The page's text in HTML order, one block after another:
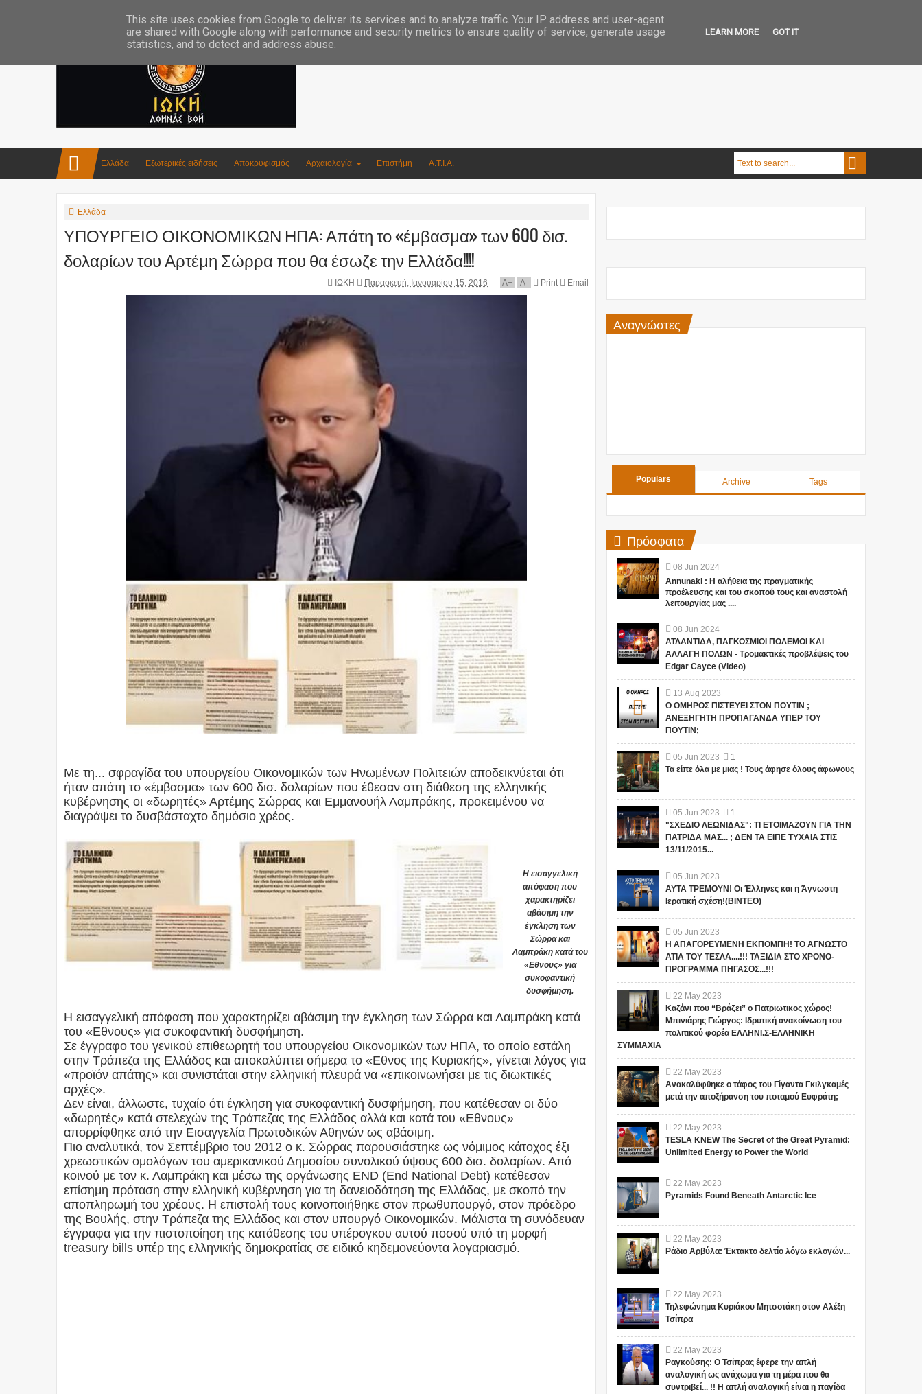
Ελλάδα Εξωτερικές ειδήσεις Αποκρυφισμός Αρχαιολογία Επιστήμη Α.Τ.Ι.Α.
Ελλάδα
ΥΠΟΥΡΓΕΙΟ ΟΙΚΟΝΟΜΙΚΩΝ ΗΠΑ: Απάτη το «έμβασμα» των 600 δισ.
δολαρίων του Αρτέμη Σώρρα που θα έσωζε την Ελλάδα!!!!
ΙΩΚΗ Παρασκευή, Ιανουαρίου 15, 2016 A+ A- Print Email
Με τη... σφραγίδα του υπουργείου Οικονομικών των Ηνωμένων Πολιτειών αποδεικνύεται ότι
ήταν απάτη το «έμβασμα» των 600 δισ. δολαρίων που έθεσαν στη διάθεση της ελληνικής
κυβέρνησης οι «δωρητές» Αρτέμης Σώρρας και Εμμανουήλ Λαμπράκης, προκειμένου να
διαγράψει το δυσβάσταχτο δημόσιο χρέος.
Η εισαγγελική
απόφαση που
χαρακτηρίζει
αβάσιμη την
έγκληση των
Σώρρα και
Λαμπράκη κατά του
«Εθνους» για
συκοφαντική
δυσφήμηση.
Η εισαγγελική απόφαση που χαρακτηρίζει αβάσιμη την έγκληση των Σώρρα και Λαμπράκη κατά
του «Εθνους» για συκοφαντική δυσφήμηση.
Σε έγγραφο του γενικού επιθεωρητή του υπουργείου Οικονομικών των ΗΠΑ, το οποίο εστάλη
στην Τράπεζα της Ελλάδος και αποκαλύπτει σήμερα το «Εθνος της Κυριακής», γίνεται λόγος για
«προϊόν απάτης» και συνιστάται στην ελληνική πλευρά να «επικοινωνήσει με τις διωκτικές
αρχές».
Δεν είναι, άλλωστε, τυχαίο ότι έγκληση για συκοφαντική δυσφήμηση, που κατέθεσαν οι δύο
«δωρητές» κατά στελεχών της Τράπεζας της Ελλάδος αλλά και κατά του «Εθνους»
απορρίφθηκε από την Εισαγγελία Πρωτοδικών Αθηνών ως αβάσιμη.
Πιο αναλυτικά, τον Σεπτέμβριο του 2012 ο κ. Σώρρας παρουσιάστηκε ως νόμιμος κάτοχος έξι
χρεωστικών ομολόγων του αμερικανικού Δημοσίου συνολικού ύψους 600 δισ. δολαρίων. Από
κοινού με τον κ. Λαμπράκη και μέσω της οργάνωσης END (End National Debt) κατέθεσαν
επίσημη πρόταση στην ελληνική κυβέρνηση για τη δανειοδότηση της Ελλάδας, με σκοπό την
αποπληρωμή του χρέους. Η επιστολή τους κοινοποιήθηκε στον πρωθυπουργό, στον πρόεδρο
της Βουλής, στην Τράπεζα της Ελλάδος και στον υπουργό Οικονομικών. Μάλιστα τη συνόδευαν
έγγραφα για την πιστοποίηση της κατάθεσης του υπέρογκου αυτού ποσού υπό τη μορφή
treasury bills υπέρ της ελληνικής δημοκρατίας σε ειδικό κηδεμονεύοντα λογαριασμό.
Αναγνώστες
Populars Archive Tags
Πρόσφατα
08 Jun 2024
Annunaki : Η αλήθεια της πραγματικής
προέλευσης και του σκοπού τους και αναστολή
λειτουργίας μας ....
08 Jun 2024
ΑΤΛΑΝΤΙΔΑ, ΠΑΓΚΟΣΜΙΟΙ ΠΟΛΕΜΟΙ ΚΑΙ
ΑΛΛΑΓΗ ΠΟΛΩΝ - Τρομακτικές προβλέψεις του
Edgar Cayce (Video)
13 Aug 2023
Ο ΟΜΗΡΟΣ ΠΙΣΤΕΥΕΙ ΣΤΟΝ ΠΟΥΤΙΝ ;
ΑΝΕΞΗΓΗΤΗ ΠΡΟΠΑΓΑΝΔΑ ΥΠΕΡ ΤΟΥ
ΠΟΥΤΙΝ;
05 Jun 2023
1
Τα είπε όλα με μιας ! Τους άφησε όλους άφωνους
05 Jun 2023
1
"ΣΧΕΔΙΟ ΛΕΩΝΙΔΑΣ": ΤΙ ΕΤΟΙΜΑΖΟΥΝ ΓΙΑ ΤΗΝ
ΠΑΤΡΙΔΑ ΜΑΣ... ; ΔΕΝ ΤΑ ΕΙΠΕ ΤΥΧΑΙΑ ΣΤΙΣ
13/11/2015...
05 Jun 2023
ΑΥΤΑ ΤΡΕΜΟΥΝ! Οι Έλληνες και η Άγνωστη
Ιερατική σχέση!(ΒΙΝΤΕΟ)
05 Jun 2023
Η ΑΠΑΓΟΡΕΥΜΕΝΗ ΕΚΠΟΜΠΗ! ΤΟ ΑΓΝΩΣΤΟ
ΑΤΙΑ ΤΟΥ ΤΕΣΛΑ....!!! ΤΑΞΙΔΙΑ ΣΤΟ ΧΡΟΝΟ-
ΠΡΟΓΡΑΜΜΑ ΠΗΓΑΣΟΣ...!!!
22 May 2023
Καζάνι που “Βράζει” ο Πατριωτικος χώρος!
Μπινιάρης Γιώργος: Ιδρυτική ανακοίνωση του
πολιτικού φορέα ΕΛΛΗΝΙ.Σ-ΕΛΛΗΝΙΚΗ
ΣΥΜΜΑΧΙΑ
22 May 2023
Ανακαλύφθηκε ο τάφος του Γίγαντα Γκιλγκαμές
μετά την αποξήρανση του ποταμού Ευφράτη;
22 May 2023
TESLA KNEW The Secret of the Great Pyramid:
Unlimited Energy to Power the World
22 May 2023
Pyramids Found Beneath Antarctic Ice
22 May 2023
Ράδιο Αρβύλα: Έκτακτο δελτίο λόγω εκλογών...
22 May 2023
Τηλεφώνημα Κυριάκου Μητσοτάκη στον Αλέξη
Τσίπρα
22 May 2023
Ραγκούσης: Ο Τσίπρας έφερε την απλή
αναλογική ως ανάχωμα για τη μέρα που θα
συντριβεί... !! Η απλή αναλογική είναι η παγίδα
This site uses cookies from Google to deliver its services and to analyze traffic. Your IP address and user-agent
are shared with Google along with performance and security metrics to ensure quality of service, generate usage
statistics, and to detect and address abuse.
LEARN MORE GOT IT